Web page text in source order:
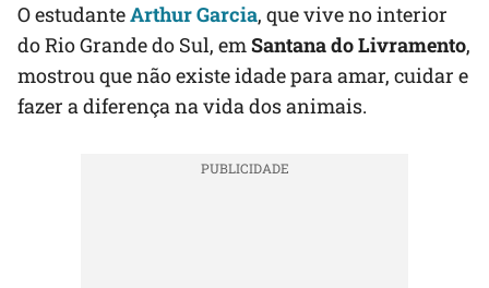
O estudanteArthur Garcia, que vive no interior
do Rio Grande do Sul, emSantana do Livramento,
mostrou que não existe idade para amar, cuidar e
fazer a diferença na vida dos animais.